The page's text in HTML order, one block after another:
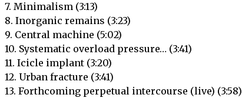
7. Minimalism (3:13)
8. Inorganic remains (3:23)
9. Central machine (5:02)
10. Systematic overload pressure… (3:41)
11. Icicle implant (3:20)
12. Urban fracture (3:41)
13. Forthcoming perpetual intercourse (live) (3:58)